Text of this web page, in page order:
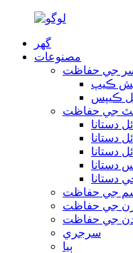
گھر
مصنوعات
جي حفاظت
ڪيپ
ڪيپس
جي حفاظت
دستانا
دستانا
دستانا
دستانا
دستانا
جي حفاظت
جي حفاظت
جي حفاظت
سرجري
ٻيا